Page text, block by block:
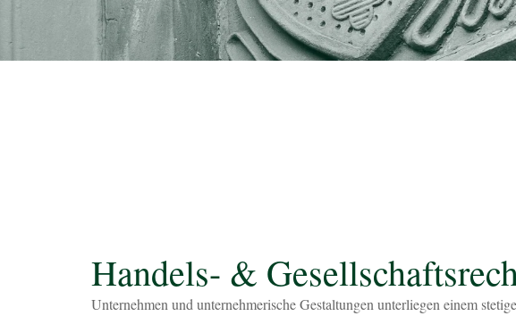
Handels- &
Unternehmen und unternehmerische Gestaltungen unterliegen einem